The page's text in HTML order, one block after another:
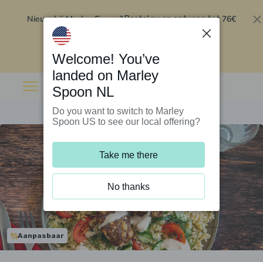
Nieuw bij Marley Spoon?Bestel nu en ontvang tot 76€
Aanpasbaar
Welcome! You’ve
landed on Marley
Spoon NL
Do you want to switch to Marley
Spoon US to see our local offering?
Take me there
No thanks